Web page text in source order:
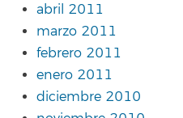
abril 2011
marzo 2011
febrero 2011
enero 2011
diciembre 2010